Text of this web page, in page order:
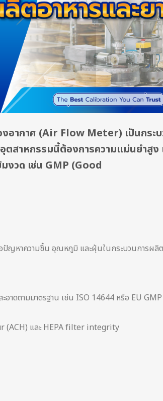
อากาศ (Air Flow Meter) เป็นกระ
ตสาหกรรมนี้ต้องการความแม่นยำสูง
งวด เช่น GMP (Good
ปัญหาความชื้น อุณหภูมิ และฝุ่นในกระบวนการผลิต
อาดตามมาตรฐาน เช่น ISO 14644 หรือ EU GMP
(ACH) และ HEPA filter integrity